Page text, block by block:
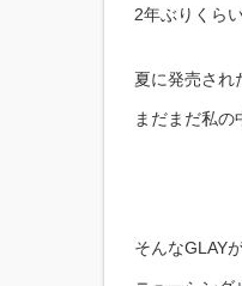
2年ぶりくら
夏に発売され
まだまだ私の
そんなGLAY